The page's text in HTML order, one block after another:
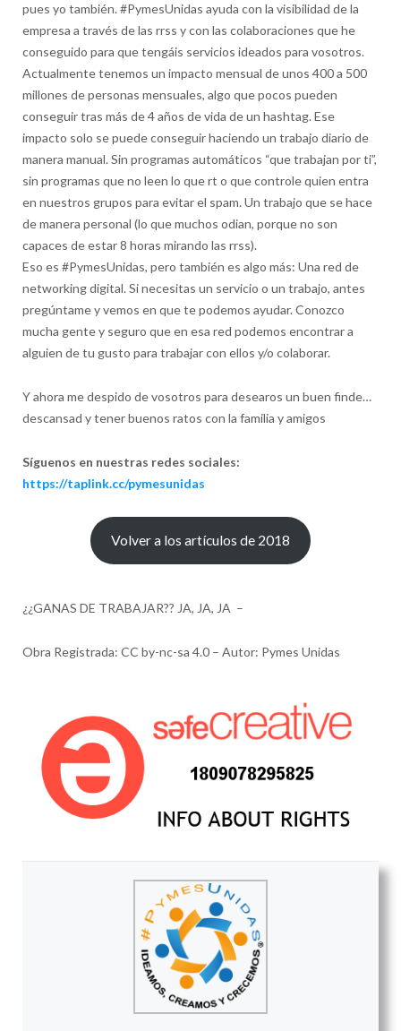
pues yo también. #PymesUnidas ayuda con la visibilidad de la
empresa a través de las rrss y con las colaboraciones que he
conseguido para que tengáis servicios ideados para vosotros.
Actualmente tenemos un impacto mensual de unos 400 a 500
millones de personas mensuales, algo que pocos pueden
conseguir tras más de 4 años de vida de un hashtag. Ese
impacto solo se puede conseguir haciendo un trabajo diario de
manera manual. Sin programas automáticos “que trabajan por ti”,
sin programas que no leen lo que rt o que controle quien entra
en nuestros grupos para evitar el spam. Un trabajo que se hace
de manera personal (lo que muchos odian, porque no son
capaces de estar 8 horas mirando las rrss).
Eso es #PymesUnidas, pero también es algo más: Una red de
networking digital. Si necesitas un servicio o un trabajo, antes
pregúntame y vemos en que te podemos ayudar. Conozco
mucha gente y seguro que en esa red podemos encontrar a
alguien de tu gusto para trabajar con ellos y/o colaborar.
Y ahora me despido de vosotros para desearos un buen finde…
descansad y tener buenos ratos con la familia y amigos
Síguenos en nuestras redes sociales:
https://taplink.cc/pymesunidas
Volver a los artículos de 2018
¿¿GANAS DE TRABAJAR?? JA, JA, JA –
Obra Registrada: CC by-nc-sa 4.0 – Autor: Pymes Unidas